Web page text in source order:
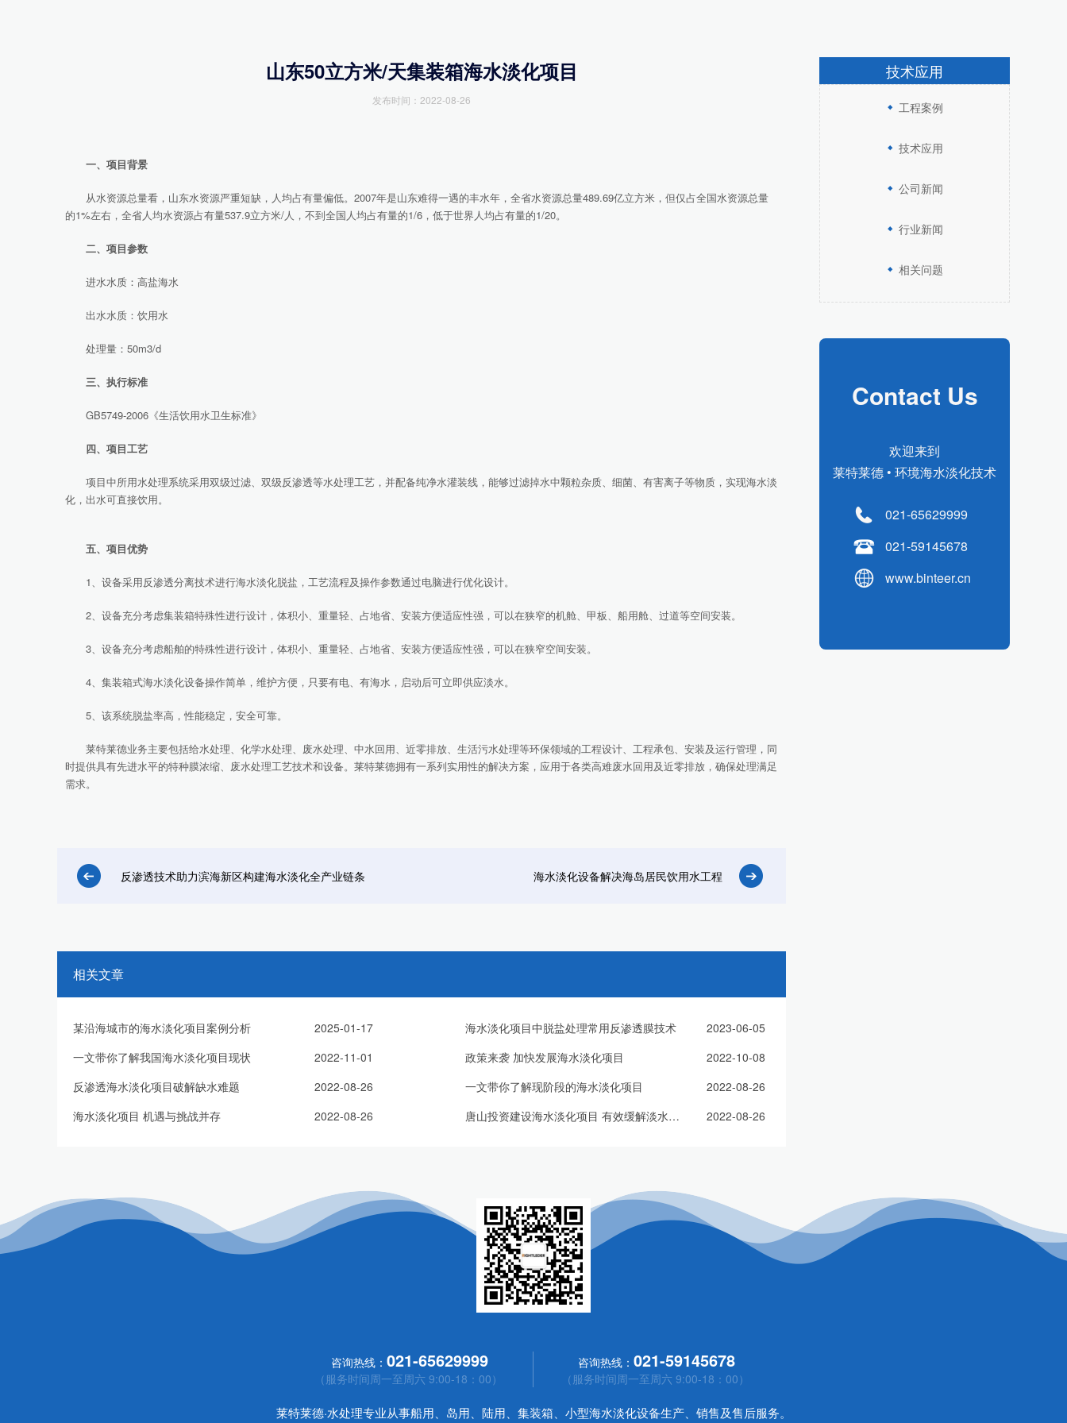
山东50立方米/天集装箱海水淡化项目
发布时间：2022-08-26
一、项目背景
从水资源总量看，山东水资源严重短缺，人均占有量偏低。2007年是山东难得一遇的丰水年，全省水资源总量489.69亿立方米，但仅占全国水资源总量
的1%左右，全省人均水资源占有量537.9立方米/人，不到全国人均占有量的1/6，低于世界人均占有量的1/20。
二、项目参数
进水水质：高盐海水
出水水质：饮用水
处理量：50m3/d
三、执行标准
GB5749-2006《生活饮用水卫生标准》
四、项目工艺
项目中所用水处理系统采用双级过滤、双级反渗透等水处理工艺，并配备纯净水灌装线，能够过滤掉水中颗粒杂质、细菌、有害离子等物质，实现海水淡
化，出水可直接饮用。
五、项目优势
1、设备采用反渗透分离技术进行海水淡化脱盐，工艺流程及操作参数通过电脑进行优化设计。
2、设备充分考虑集装箱特殊性进行设计，体积小、重量轻、占地省、安装方便适应性强，可以在狭窄的机舱、甲板、船用舱、过道等空间安装。
3、设备充分考虑船舶的特殊性进行设计，体积小、重量轻、占地省、安装方便适应性强，可以在狭窄空间安装。
4、集装箱式海水淡化设备操作简单，维护方便，只要有电、有海水，启动后可立即供应淡水。
5、该系统脱盐率高，性能稳定，安全可靠。
莱特莱德业务主要包括给水处理、化学水处理、废水处理、中水回用、近零排放、生活污水处理等环保领域的工程设计、工程承包、安装及运行管理，同
时提供具有先进水平的特种膜浓缩、废水处理工艺技术和设备。莱特莱德拥有一系列实用性的解决方案，应用于各类高难废水回用及近零排放，确保处理满足
需求。
反渗透技术助力滨海新区构建海水淡化全产业链条 海水淡化设备解决海岛居民饮用水工程
相关文章
某沿海城市的海水淡化项目案例分析 2025-01-17 海水淡化项目中脱盐处理常用反渗透膜技术
2023-06-05
一文带你了解我国海水淡化项目现状
2022-11-01 政策来袭 加快发展海水淡化项目
2022-10-08
反渗透海水淡化项目破解缺水难题
2022-08-26 一文带你了解现阶段的海水淡化项目
2022-08-26
海水淡化项目 机遇与挑战并存
2022-08-26 唐山投资建设海水淡化项目 有效缓解淡水资源供需矛盾 2022-08-26
技术应用
工程案例
技术应用
公司新闻
行业新闻
相关问题
Contact Us
欢迎来到
莱特莱德 • 环境海水淡化技术
021-65629999
021-59145678
www.binteer.cn
咨询热线： 021-65629999
（服务时间周一至周六 9:00-18：00）
咨询热线： 021-59145678
（服务时间周一至周六 9:00-18：00）
莱特莱德·水处理专业从事船用、岛用、陆用、集装箱、小型海水淡化设备生产、销售及售后服务。